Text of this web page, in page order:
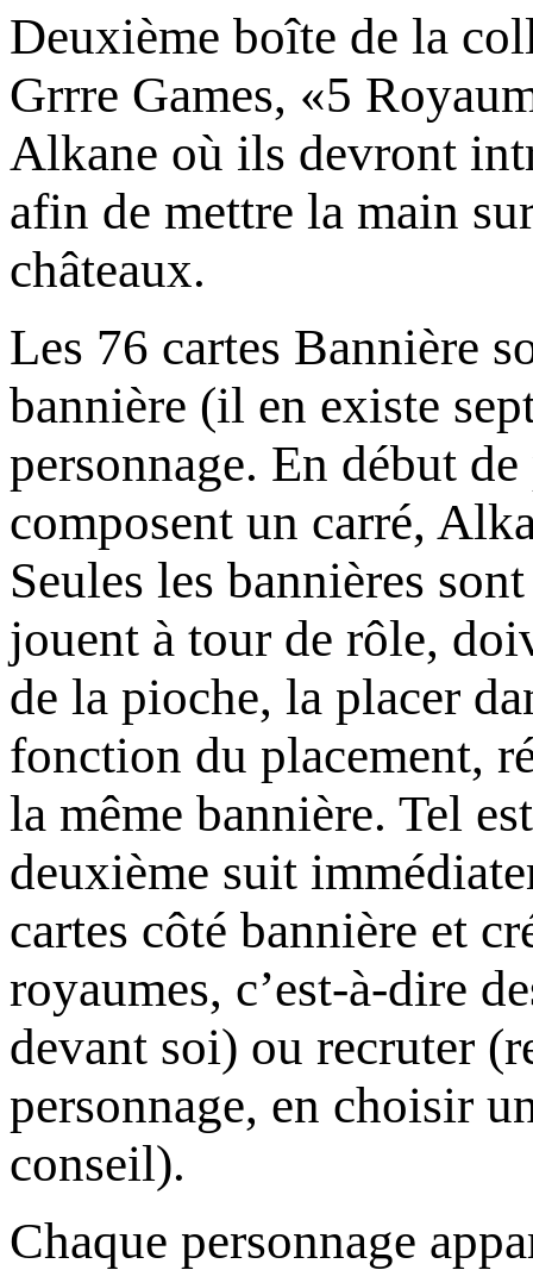
Deuxième boîte de la
Grrre Games, «5
Alkane où ils devront
afin de mettre la main
châteaux.
Les 76 cartes Bannière
bannière (il en existe
personnage. En début
composent un carré,
Seules les bannières
jouent à tour de rôle,
de la pioche, la placer
fonction du placement,
la même bannière. Tel
deuxième suit
cartes côté bannière et
royaumes, c’est-à-dire
devant soi) ou recruter
personnage, en choisir
conseil).
Chaque personnage